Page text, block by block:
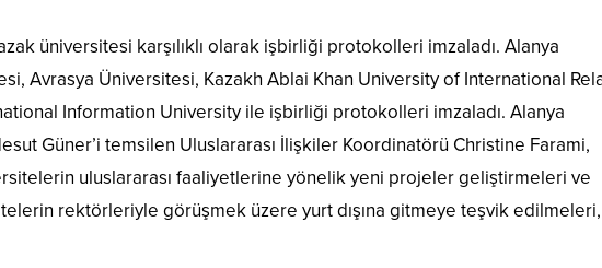
üniversitesi karşılıklı olarak işbirliği protokolleri imzaladı. Alanya
Avrasya Üniversitesi, Kazakh Ablai Khan University of International
Information University ile işbirliği protokolleri imzaladı. Alanya
Güner’i temsilen Uluslararası İlişkiler Koordinatörü Christine Farami,
uluslararası faaliyetlerine yönelik yeni projeler geliştirmeleri ve
rektörleriyle görüşmek üzere yurt dışına gitmeye teşvik edilmeleri,